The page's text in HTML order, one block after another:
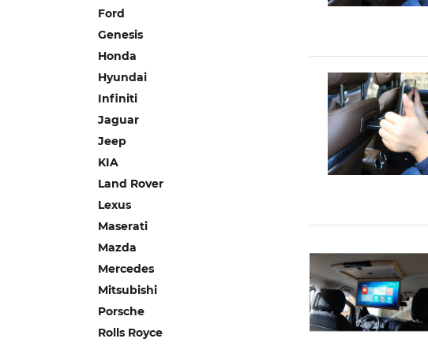
Ford
Genesis
Honda
Hyundai
Infiniti
Jaguar
Jeep
KIA
Land Rover
Lexus
Maserati
Mazda
Mercedes
Mitsubishi
Porsche
Rolls Royce